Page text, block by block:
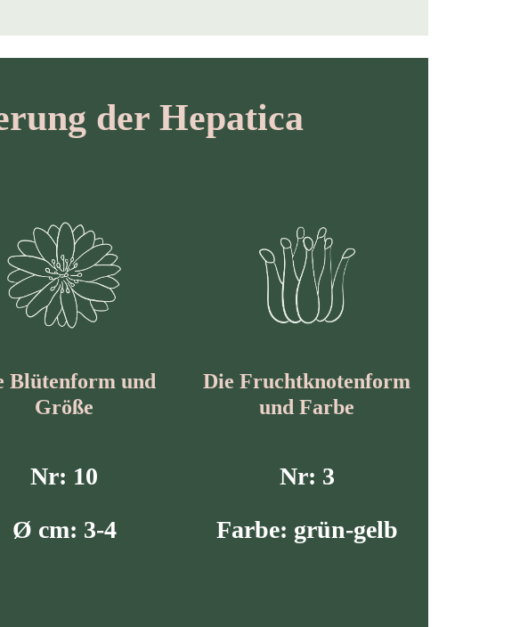
der Hepatica
Blüten­form und
Größe
Nr: 10
Ø cm: 3-4
Die Frucht­knotenform
und Farbe
Nr: 3
Farbe: grün-gelb